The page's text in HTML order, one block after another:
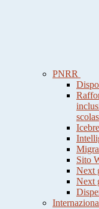
PNRR
Sito
Next
Next